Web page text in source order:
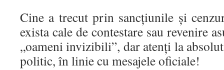
Cine a trecut prin sancțiunile și
exista cale de contestare sau revenire
„oameni invizibili”, dar atenți la
politic, în linie cu mesajele oficiale!